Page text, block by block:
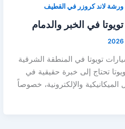
ورشة لاند كروزر في القطيف
في الخبر والدمام
تويوتا في المنطقة الشرقية
تحتاج إلى خبرة حقيقية في
والإلكترونية، خصوصاً